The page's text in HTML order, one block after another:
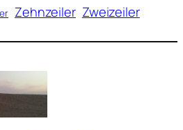
Zehnzeiler Zweizeiler